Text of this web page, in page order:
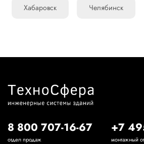
Хабаровск Челябинск
8 800 707-16-67
отдел продаж
+7
монтажный